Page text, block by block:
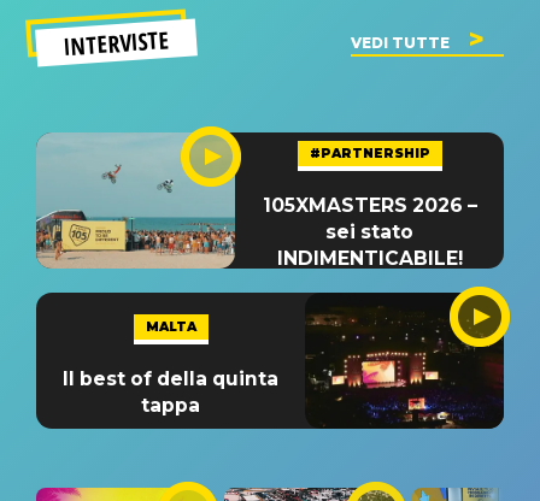
INTERVISTE VEDI TUTTE
#PARTNERSHIP
105XMASTERS 2026 –
sei stato
INDIMENTICABILE!
MALTA
Il best of della quinta
tappa